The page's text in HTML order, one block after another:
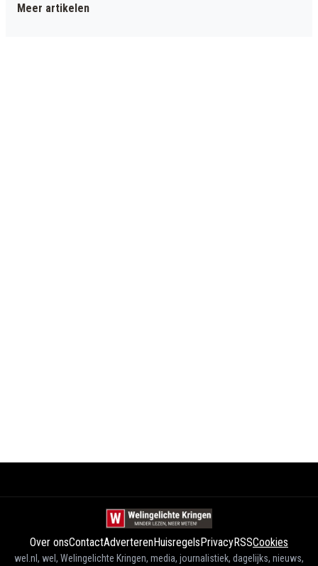
Meer artikelen
Over onsContactAdverterenHuisregelsPrivacyRSSCookies
wel.nl, wel, Welingelichte Kringen, media, journalistiek, dagelijks, nieuws,